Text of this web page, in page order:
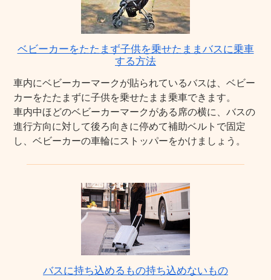
ベビーカーをたたまず子供を乗せたままバスに乗車
する方法
車内にベビーカーマークが貼られているバスは、ベビー
カーをたたまずに子供を乗せたまま乗車できます。
車内中ほどのベビーカーマークがある席の横に、バスの
進行方向に対して後ろ向きに停めて補助ベルトで固定
し、ベビーカーの車輪にストッパーをかけましょう。
バスに持ち込めるもの持ち込めないもの